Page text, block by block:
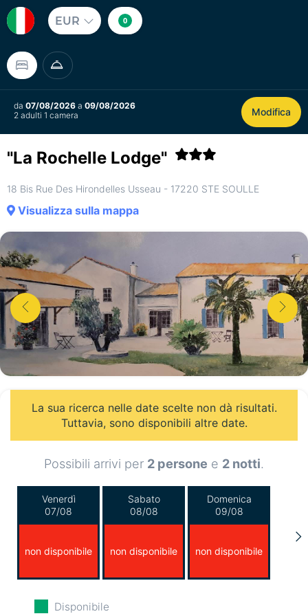
EUR 0
da 07/08/2026 a 09/08/2026
2 adulti 1 camera
Modifica
"La Rochelle Lodge"
18 Bis Rue Des Hirondelles Usseau - 17220 STE SOULLE
Visualizza sulla mappa
La sua ricerca nelle date scelte non dà risultati.
Tuttavia, sono disponibili altre date.
Possibili arrivi per 2 persone e 2 notti.
Venerdì
07/08
non disponibile
Sabato
08/08
non disponibile
Domenica
09/08
non disponibile
Lunedì
10/08
Disponibile